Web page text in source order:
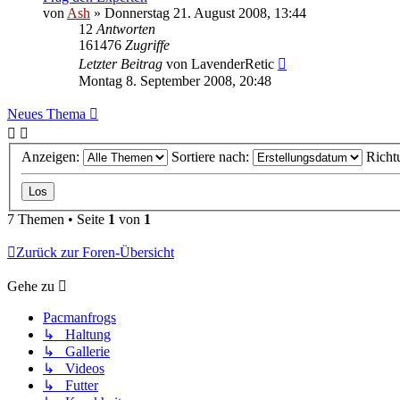
von Ash » Donnerstag 21. August 2008, 13:44
12 Antworten
161476 Zugriffe
Letzter Beitrag von LavenderRetic
Montag 8. September 2008, 20:48
Neues Thema
Anzeigen: Sortiere nach:
7 Themen • Seite 1 von 1
Zurück zur Foren-Übersicht
Gehe zu
Pacmanfrogs
↳ Haltung
↳ Gallerie
↳ Videos
↳ Futter